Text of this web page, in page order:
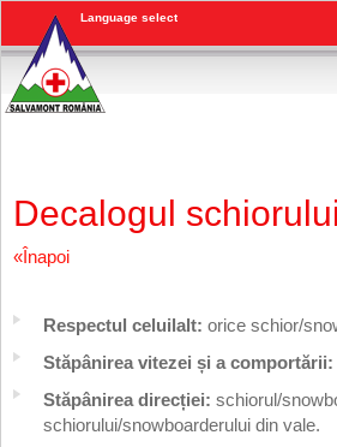
Decalogul schiorului
«Înapoi
Respectul celuilalt: orice schior/
Stăpânirea vitezei și a comportării:
Stăpânirea direcției: schiorul/
schiorului/snowboarderului din vale.